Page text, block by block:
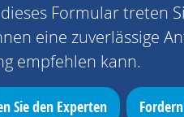
Formular treten
eine zuverlässige
empfehlen kann.
Sie den Experten